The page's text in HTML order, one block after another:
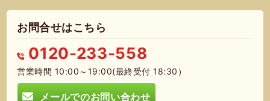
お問合せはこちら
0120-233-558
営業時間 10:00～19:00(最終受付 18:30）
メールでのお問い合わせ